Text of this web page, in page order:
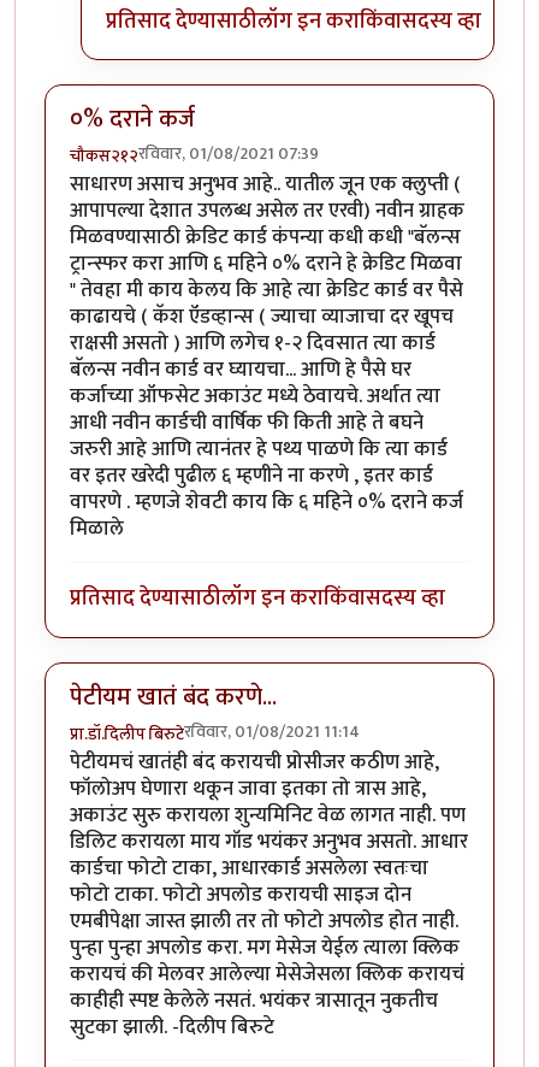
प्रतिसाद देण्यासाठीलॉग इन कराकिंवासदस्य व्हा
०% दराने कर्ज
चौकस२१२रविवार, 01/08/2021 07:39
साधारण असाच अनुभव आहे.. यातील जून एक क्लुप्ती (
आपापल्या देशात उपलब्ध असेल तर एरवी) नवीन ग्राहक
मिळवण्यासाठी क्रेडिट कार्ड कंपन्या कधी कधी "बॅलन्स
ट्रान्स्फर करा आणि ६ महिने ०% दराने हे क्रेडिट मिळवा
" तेवहा मी काय केलय कि आहे त्या क्रेडिट कार्ड वर पैसे
काढायचे ( कॅश ऍडव्हान्स ( ज्याचा व्याजाचा दर खूपच
राक्षसी असतो ) आणि लगेच १-२ दिवसात त्या कार्ड
बॅलन्स नवीन कार्ड वर घ्यायचा... आणि हे पैसे घर
कर्जाच्या ऑफसेट अकाउंट मध्ये ठेवायचे. अर्थात त्या
आधी नवीन कार्डची वार्षिक फी किती आहे ते बघने
जरुरी आहे आणि त्यानंतर हे पथ्य पाळणे कि त्या कार्ड
वर इतर खरेदी पुढील ६ म्हणीने ना करणे , इतर कार्ड
वापरणे . म्हणजे शेवटी काय कि ६ महिने ०% दराने कर्ज
मिळाले
प्रतिसाद देण्यासाठीलॉग इन कराकिंवासदस्य व्हा
पेटीयम खातं बंद करणे...
प्रा.डॉ.दिलीप बिरुटेरविवार, 01/08/2021 11:14
पेटीयमचं खातंही बंद करायची प्रोसीजर कठीण आहे,
फॉलोअप घेणारा थकून जावा इतका तो त्रास आहे,
अकाउंट सुरु करायला शुन्यमिनिट वेळ लागत नाही. पण
डिलिट करायला माय गॉड भयंकर अनुभव असतो. आधार
कार्डचा फोटो टाका, आधारकार्ड असलेला स्वतःचा
फोटो टाका. फोटो अपलोड करायची साइज दोन
एमबीपेक्षा जास्त झाली तर तो फोटो अपलोड होत नाही.
पुन्हा पुन्हा अपलोड करा. मग मेसेज येईल त्याला क्लिक
करायचं की मेलवर आलेल्या मेसेजेसला क्लिक करायचं
काहीही स्पष्ट केलेले नसतं. भयंकर त्रासातून नुकतीच
सुटका झाली. -दिलीप बिरुटे